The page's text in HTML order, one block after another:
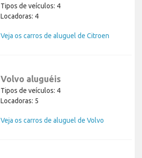
Tipos de veículos: 4
Locadoras: 4
Veja os carros de aluguel de Citroen
Volvo aluguéis
Tipos de veículos: 4
Locadoras: 5
Veja os carros de aluguel de Volvo